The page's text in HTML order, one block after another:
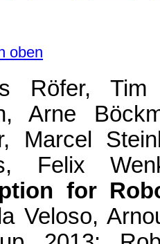
oben
Röfer,
Arne
Marcel
Felix
for
Veloso,